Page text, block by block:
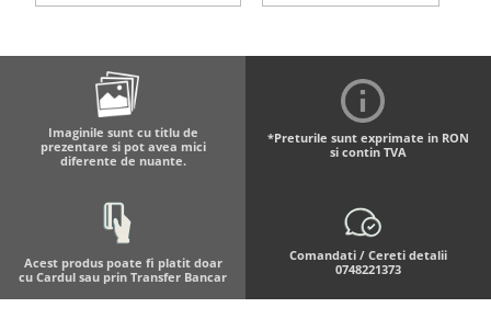
Imaginile sunt cu titlu de
prezentare si pot avea mici
diferente de nuante.
*Preturile sunt exprimate in RON
si contin TVA
Acest produs poate fi platit doar
cu Cardul sau prin Transfer Bancar
Comandati / Cereti detalii
0748221373